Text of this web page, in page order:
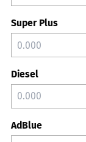
Super Plus
Diesel
AdBlue